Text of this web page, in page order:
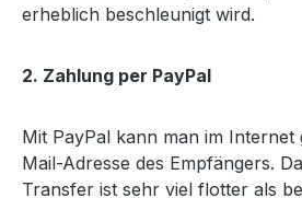
erheblich beschleunigt wird.
2. Zahlung per PayPal
Mit PayPal kann man im
Mail-Adresse des Empfängers.
Transfer ist sehr viel flotter als